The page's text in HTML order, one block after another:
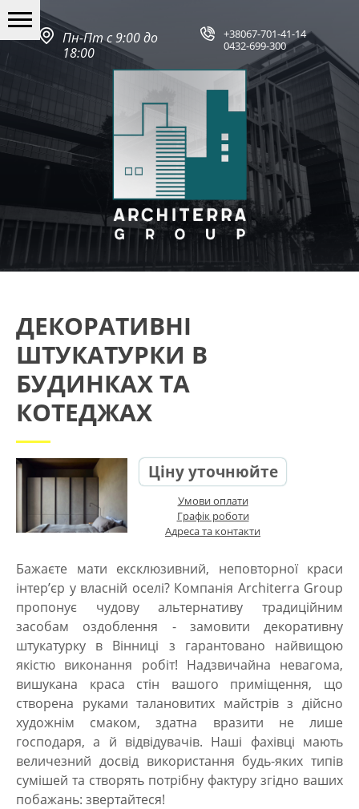
Пн-Пт с 9:00 до
18:00
+38067-701-41-14
0432-699-300
ДЕКОРАТИВНІ
ШТУКАТУРКИ В
БУДИНКАХ ТА
КОТЕДЖАХ
Ціну уточнюйте
Умови оплати
Графік роботи
Адреса та контакти
Бажаєте мати ексклюзивний, неповторної краси
інтер’єр у власній оселі? Компанія Architerra Group
пропонує чудову альтернативу традиційним
засобам оздоблення - замовити декоративну
штукатурку в Вінниці з гарантовано найвищою
якістю виконання робіт! Надзвичайна невагома,
вишукана краса стін вашого приміщення, що
створена руками талановитих майстрів з дійсно
художнім смаком, здатна вразити не лише
господаря, а й відвідувачів. Наші фахівці мають
величезний досвід використання будь-яких типів
сумішей та створять потрібну фактуру згідно ваших
побажань: звертайтеся!